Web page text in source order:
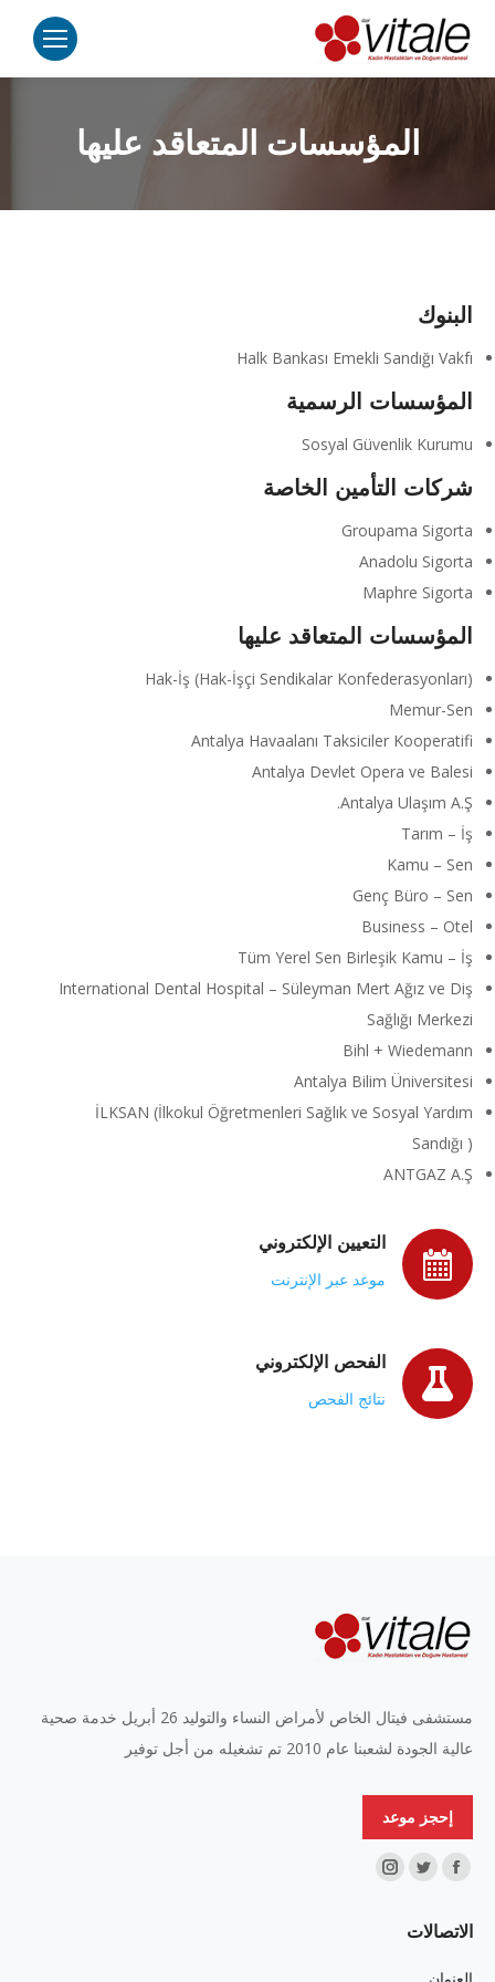
المؤسسات المتعاقد عليها
البنوك
Halk Bankası Emekli Sandığı Vakfı
المؤسسات الرسمية
Sosyal Güvenlik Kurumu
شركات التأمين الخاصة
Groupama Sigorta
Anadolu Sigorta
Maphre Sigorta
المؤسسات المتعاقد عليها
Hak-İş (Hak-İşçi Sendikalar Konfederasyonları)
Memur-Sen
Antalya Havaalanı Taksiciler Kooperatifi
Antalya Devlet Opera ve Balesi
Antalya Ulaşım A.Ş.
Tarım – İş
Kamu – Sen
Genç Büro – Sen
Business – Otel
Tüm Yerel Sen Birleşik Kamu – İş
International Dental Hospital – Süleyman Mert Ağız ve Diş
Sağlığı Merkezi
Bihl + Wiedemann
Antalya Bilim Üniversitesi
İLKSAN (İlkokul Öğretmenleri Sağlık ve Sosyal Yardım
Sandığı )
ANTGAZ A.Ş
التعيين الإلكتروني
موعد عبر الإنترنت
الفحص الإلكتروني
نتائج الفحص
مستشفى فيتال الخاص لأمراض النساء والتوليد 26 أبريل خدمة صحية
عالية الجودة لشعبنا عام 2010 تم تشغيله من أجل توفير
إحجز موعد
Find us on:
Facebook
opens
Twitter
opens
Instagram
الاتصالات